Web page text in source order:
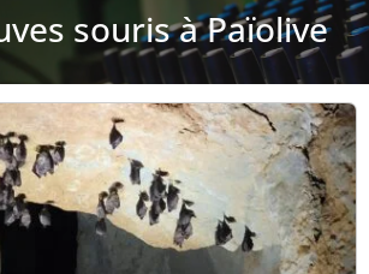
souris à Païolive